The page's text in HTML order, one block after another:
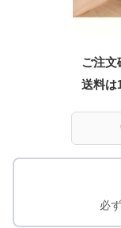
ご注文
送料は
必